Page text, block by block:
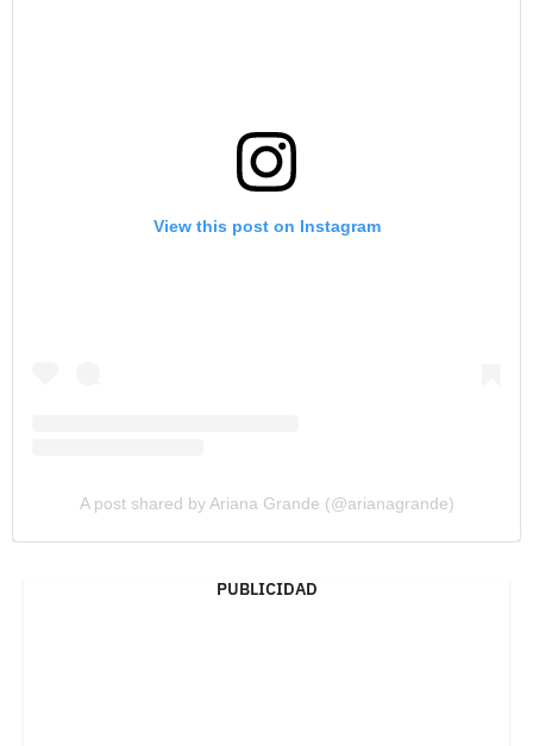
View this post on Instagram
A post shared by Ariana Grande (@arianagrande)
PUBLICIDAD